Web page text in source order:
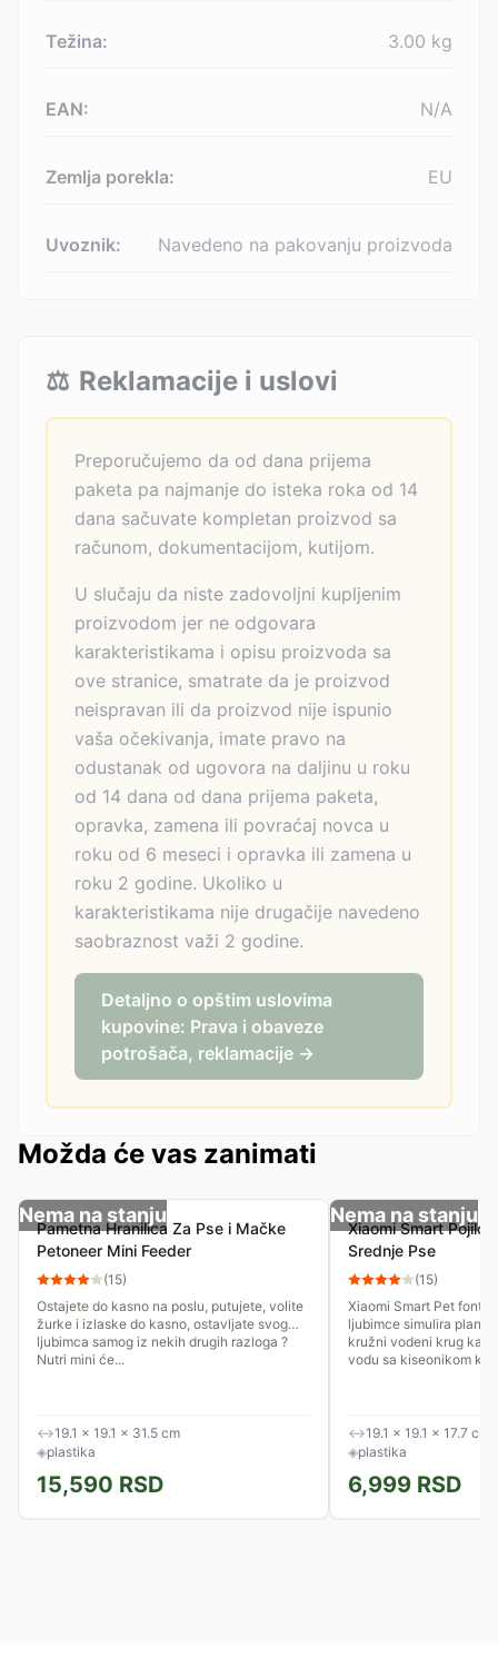
Težina: 3.00 kg
EAN: N/A
Zemlja porekla: EU
Uvoznik: Navedeno na pakovanju proizvoda
⚖️ Reklamacije i uslovi
Preporučujemo da od dana prijema
paketa pa najmanje do isteka roka od 14
dana sačuvate kompletan proizvod sa
računom, dokumentacijom, kutijom.
U slučaju da niste zadovoljni kupljenim
proizvodom jer ne odgovara
karakteristikama i opisu proizvoda sa
ove stranice, smatrate da je proizvod
neispravan ili da proizvod nije ispunio
vaša očekivanja, imate pravo na
odustanak od ugovora na daljinu u roku
od 14 dana od dana prijema paketa,
opravka, zamena ili povraćaj novca u
roku od 6 meseci i opravka ili zamena u
roku 2 godine. Ukoliko u
karakteristikama nije drugačije navedeno
saobraznost važi 2 godine.
Detaljno o opštim uslovima
kupovine: Prava i obaveze
potrošača, reklamacije →
Možda će vas zanimati
Nema na stanju
Pametna Hranilica Za Pse i Mačke
Petoneer Mini Feeder
(15)
Ostajete do kasno na poslu, putujete, volite
žurke i izlaske do kasno, ostavljate svog
ljubimca samog iz nekih drugih razloga ?
Nutri mini će...
↔19.1 × 19.1 × 31.5 cm
◈plastika
15,590 RSD
Nema na stanju
Xiaomi Smart Pojilo
Srednje Pse
(15)
Xiaomi Smart Pet
ljubimce simulira
kružni vodeni krug
vodu sa kiseonikom
↔19.1 × 19.1 × 17.7 cm
◈plastika
6,999 RSD